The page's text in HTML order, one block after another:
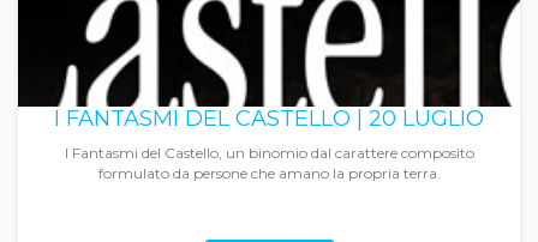
I FANTASMI DEL CASTELLO | 20 LUGLIO
I Fantasmi del Castello, un binomio dal carattere composito
formulato da persone che amano la propria terra.